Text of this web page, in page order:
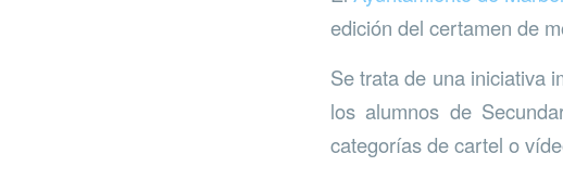
edición del certamen de
Se trata de una iniciativa
los alumnos de
categorías de cartel o